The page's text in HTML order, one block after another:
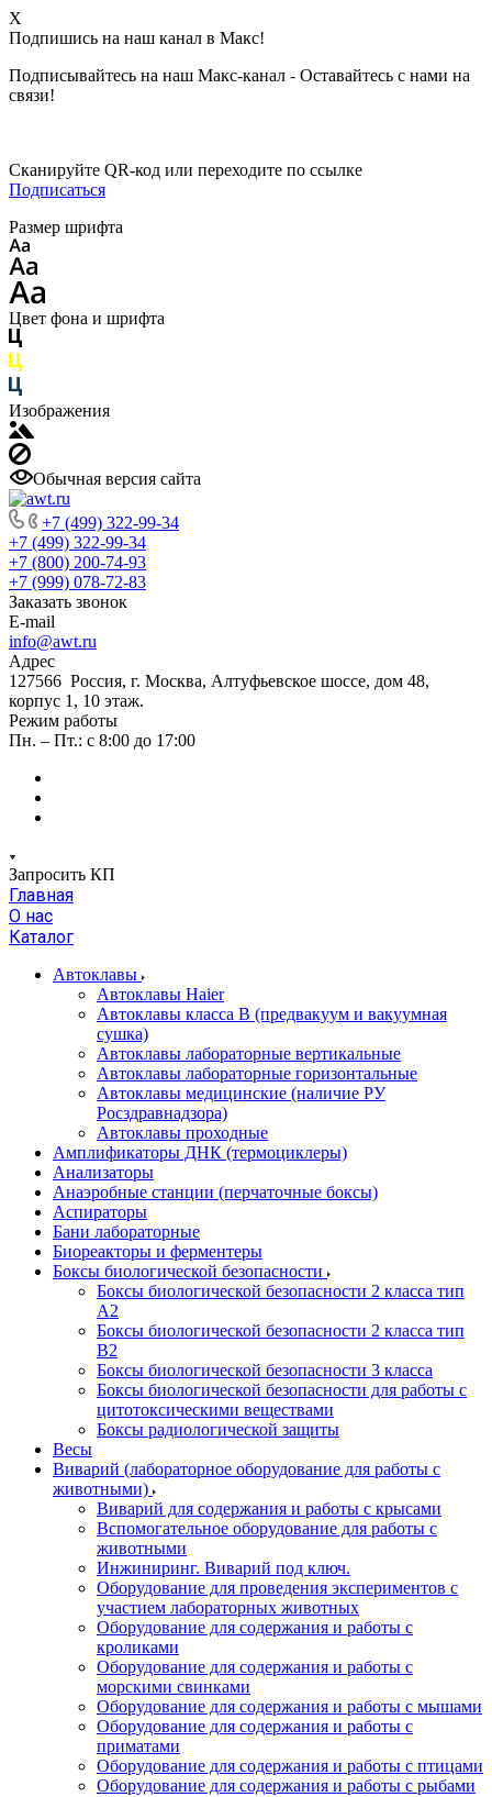
X
Подпишись на наш канал в Макс!
Подписывайтесь на наш Макс-канал - Оставайтесь с нами на
связи!
Сканируйте QR-код или переходите по ссылке
Подписаться
Размер шрифта
Цвет фона и шрифта
Изображения
Обычная версия сайта
+7 (499) 322-99-34
+7 (499) 322-99-34
+7 (800) 200-74-93
+7 (999) 078-72-83
Заказать звонок
E-mail
info@awt.ru
Адрес
127566 Россия, г. Москва, Алтуфьевское шоссе, дом 48,
корпус 1, 10 этаж.
Режим работы
Пн. – Пт.: с 8:00 до 17:00
Запросить КП
Главная
О нас
Каталог
Автоклавы
Автоклавы Haier
Автоклавы класса B (предвакуум и вакуумная
сушка)
Автоклавы лабораторные вертикальные
Автоклавы лабораторные горизонтальные
Автоклавы медицинские (наличие РУ
Росздравнадзора)
Автоклавы проходные
Амплификаторы ДНК (термоциклеры)
Анализаторы
Анаэробные станции (перчаточные боксы)
Аспираторы
Бани лабораторные
Биореакторы и ферментеры
Боксы биологической безопасности
Боксы биологической безопасности 2 класса тип
A2
Боксы биологической безопасности 2 класса тип
B2
Боксы биологической безопасности 3 класса
Боксы биологической безопасности для работы с
цитотоксическими веществами
Боксы радиологической защиты
Весы
Виварий (лабораторное оборудование для работы с
животными)
Виварий для содержания и работы с крысами
Вспомогательное оборудование для работы с
животными
Инжиниринг. Виварий под ключ.
Оборудование для проведения экспериментов с
участием лабораторных животных
Оборудование для содержания и работы с
кроликами
Оборудование для содержания и работы с
морскими свинками
Оборудование для содержания и работы с мышами
Оборудование для содержания и работы с
приматами
Оборудование для содержания и работы с птицами
Оборудование для содержания и работы с рыбами